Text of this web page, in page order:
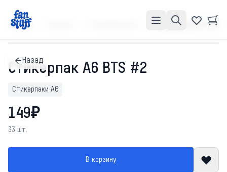
Главная Стикерпак А6 BTS #2
Назад
Стикерпак А6 BTS #2
Стикерпаки А6
149₽
33 шт.
В корзину